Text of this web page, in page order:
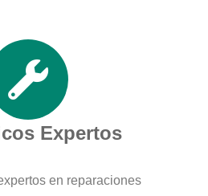
Expertos
en reparaciones